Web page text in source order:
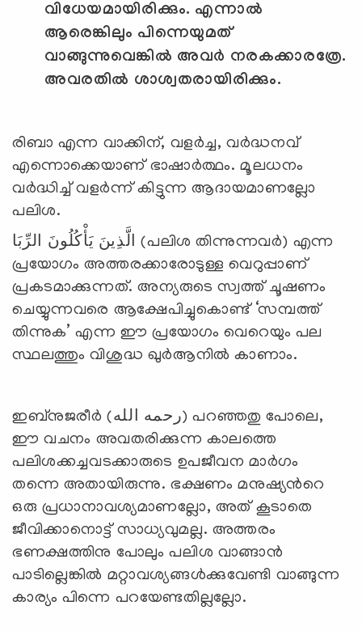
വിധേയമായിരിക്കും. എന്നാല്‍
ആരെങ്കിലും പിന്നെയുമത്
വാങ്ങുന്നുവെങ്കില്‍ അവര്‍ നരകക്കാരത്രേ.
അവരതില്‍ ശാശ്വതരായിരിക്കും.
രിബാ എന്ന വാക്കിന്, വളര്‍ച്ച, വര്‍ദ്ധനവ്
എന്നൊക്കെയാണ് ഭാഷാര്‍ത്ഥം. മൂലധനം
വര്‍ദ്ധിച്ച് വളര്‍ന്ന് കിട്ടുന്ന ആദായമാണല്ലോ
പലിശ.
الَّذِينَ يَأْكُلُونَ الرِّبَا (പലിശ തിന്നുന്നവര്‍) എന്ന
പ്രയോഗം അത്തരക്കാരോടുള്ള വെറുപ്പാണ്
പ്രകടമാക്കുന്നത്. അന്യരുടെ സ്വത്ത് ചൂഷണം
ചെയ്യുന്നവരെ ആക്ഷേപിച്ചുകൊണ്ട് ‘സമ്പത്ത്
തിന്നുക’ എന്ന ഈ പ്രയോഗം വെറെയും പല
സ്ഥലത്തും വിശുദ്ധ ഖുര്‍ആനില്‍ കാണാം.
ഇബ്‌നുജരീര്‍ (رحمه الله) പറഞ്ഞതു പോലെ,
ഈ വചനം അവതരിക്കുന്ന കാലത്തെ
പലിശക്കച്ചവടക്കാരുടെ ഉപജീവന മാര്‍ഗം
തന്നെ അതായിരുന്നു. ഭക്ഷണം മനുഷ്യന്‍റെ
ഒരു പ്രധാനാവശ്യമാണല്ലോ, അത് കൂടാതെ
ജീവിക്കാനൊട്ട് സാധ്യവുമല്ല. അത്തരം
ഭണക്ഷത്തിനു പോലും പലിശ വാങ്ങാന്‍
പാടില്ലെങ്കില്‍ മറ്റാവശ്യങ്ങള്‍ക്കുവേണ്ടി വാങ്ങുന്ന
കാര്യം പിന്നെ പറയേണ്ടതില്ലല്ലോ.